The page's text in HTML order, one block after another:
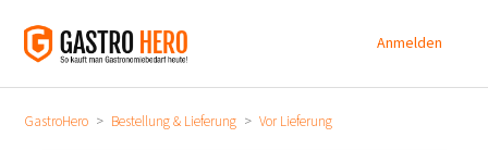
Anmelden
GastroHero Bestellung & Lieferung Vor Lieferung